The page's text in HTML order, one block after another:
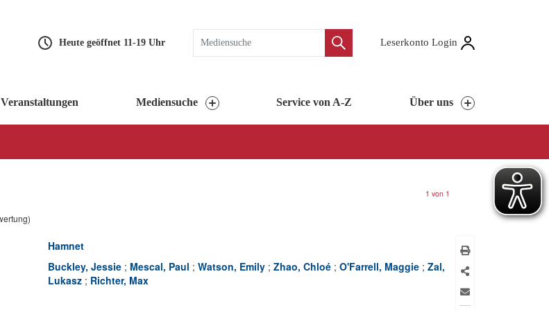
Heute geöffnet 11-19 Uhr Leserkonto Login
Veranstaltungen Mediensuche Service von A-Z Über uns